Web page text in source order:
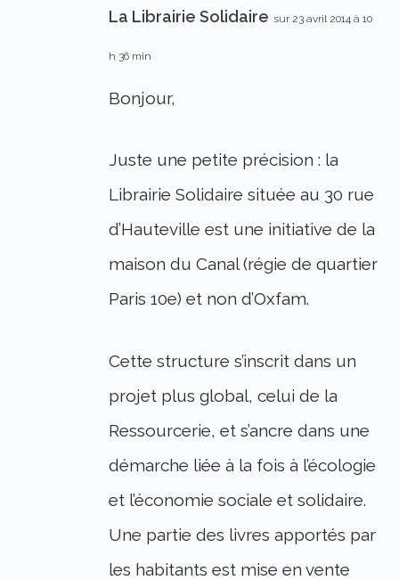
La Librairie Solidaire sur 23 avril 2014 à 10
h 36 min
Bonjour,
Juste une petite précision : la
Librairie Solidaire située au 30 rue
d’Hauteville est une initiative de la
maison du Canal (régie de quartier
Paris 10e) et non d’Oxfam.
Cette structure s’inscrit dans un
projet plus global, celui de la
Ressourcerie, et s’ancre dans une
démarche liée à la fois à l’écologie
et l’économie sociale et solidaire.
Une partie des livres apportés par
les habitants est mise en vente